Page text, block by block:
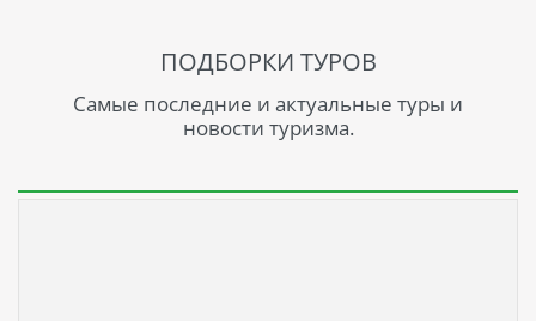
ПОДБОРКИ ТУРОВ
Самые последние и актуальные туры и
новости туризма.